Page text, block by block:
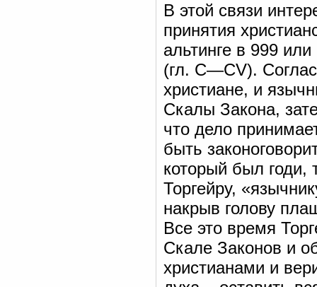
В этой связи
принятия
альтинге в 999
(гл. C—CV).
христиане, и
Скалы Закона,
что дело
быть
который был
Торгейру,
накрыв голову
Все это время
Скале Законов и
христианами и